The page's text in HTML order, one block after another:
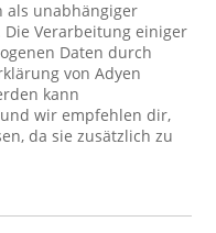
als unabhängiger
Verarbeitung einiger
Daten durch
von Adyen
kann
wir empfehlen dir,
da sie zusätzlich zu